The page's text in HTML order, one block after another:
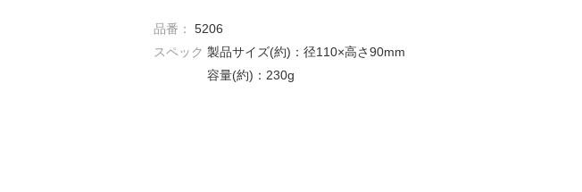
品番：
5206
スペック 製品サイズ(約)：径110×高さ90mm
容量(約)：230g